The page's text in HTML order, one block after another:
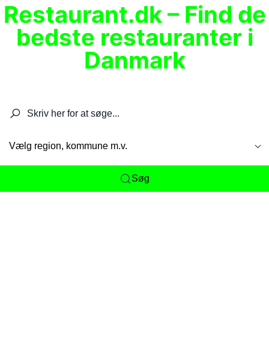
Restaurant.dk – Find de
bedste restauranter i
Danmark
Vælg region, kommune m.v.
Søg